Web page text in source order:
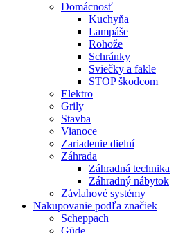
Domácnosť
Kuchyňa
Lampáše
Rohože
Schránky
Sviečky a fakle
STOP škodcom
Elektro
Grily
Stavba
Vianoce
Zariadenie dielní
Záhrada
Záhradná technika
Záhradný nábytok
Závlahové systémy
Nakupovanie podľa značiek
Scheppach
Güde